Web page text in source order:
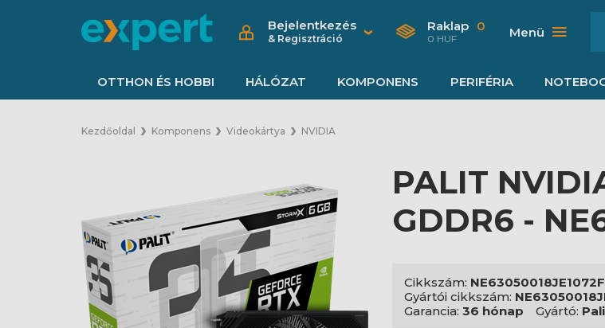
Bejelentkezés
& Regisztráció
Raklap 0
0 HUF Menü
OTTHON ÉS HOBBI HÁLÓZAT KOMPONENS PERIFÉRIA
Kezdőoldal Komponens Videokártya NVIDIA
PALIT
GDDR6 -
Cikkszám: NE63050018JE1072F
Gyártói cikkszám:
Garancia: 36 hónap Gyártó: